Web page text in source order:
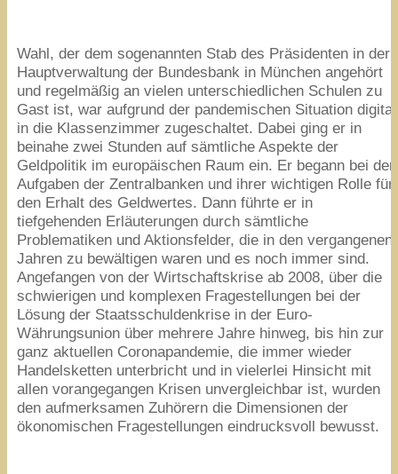
Wahl, der dem sogenannten Stab des Präsidenten in der
Hauptverwaltung der Bundesbank in München angehört
und regelmäßig an vielen unterschiedlichen Schulen zu
Gast ist, war aufgrund der pandemischen Situation digital
in die Klassenzimmer zugeschaltet. Dabei ging er in
beinahe zwei Stunden auf sämtliche Aspekte der
Geldpolitik im europäischen Raum ein. Er begann bei den
Aufgaben der Zentralbanken und ihrer wichtigen Rolle für
den Erhalt des Geldwertes. Dann führte er in
tiefgehenden Erläuterungen durch sämtliche
Problematiken und Aktionsfelder, die in den vergangenen
Jahren zu bewältigen waren und es noch immer sind.
Angefangen von der Wirtschaftskrise ab 2008, über die
schwierigen und komplexen Fragestellungen bei der
Lösung der Staatsschuldenkrise in der Euro-
Währungsunion über mehrere Jahre hinweg, bis hin zur
ganz aktuellen Coronapandemie, die immer wieder
Handelsketten unterbricht und in vielerlei Hinsicht mit
allen vorangegangen Krisen unvergleichbar ist, wurden
den aufmerksamen Zuhörern die Dimensionen der
ökonomischen Fragestellungen eindrucksvoll bewusst.